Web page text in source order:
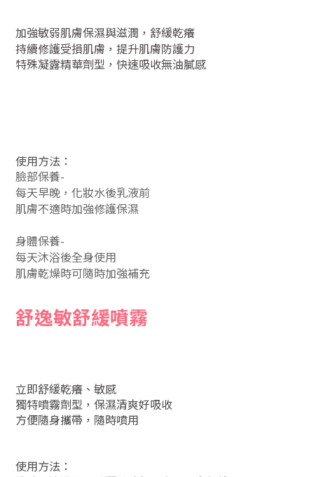
加強敏弱肌膚保濕與滋潤，舒緩乾癢
持續修護受損肌膚，提升肌膚防護力
特殊凝露精華劑型，快速吸收無油膩感
使用方法：
臉部保養-
每天早晚，化妝水後乳液前
肌膚不適時加強修護保濕
身體保養-
每天沐浴後全身使用
肌膚乾燥時可隨時加強補充
舒逸敏舒緩噴霧
立即舒緩乾癢、敏感
獨特噴霧劑型，保濕清爽好吸收
方便隨身攜帶，隨時噴用
使用方法：